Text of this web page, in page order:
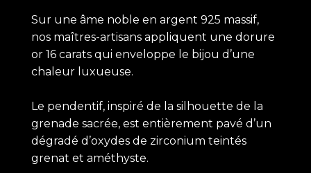
Sur une âme noble en argent 925 massif,
nos maîtres-artisans appliquent une dorure
or 16 carats qui enveloppe le bijou d’une
chaleur luxueuse.
Le pendentif, inspiré de la silhouette de la
grenade sacrée, est entièrement pavé d’un
dégradé d’oxydes de zirconium teintés
grenat et améthyste.